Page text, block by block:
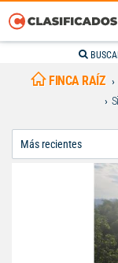
FINCA RAÍZ